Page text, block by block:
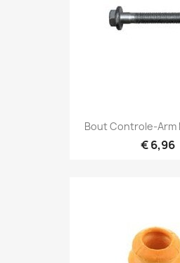
Bout Controle-Arm
€ 6,96